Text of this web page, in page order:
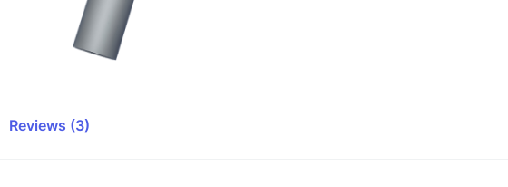
Reviews (3)